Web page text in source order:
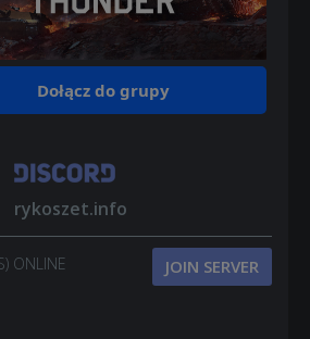
Dołącz do grupy
rykoszet.info
ONLINE JOIN SERVER